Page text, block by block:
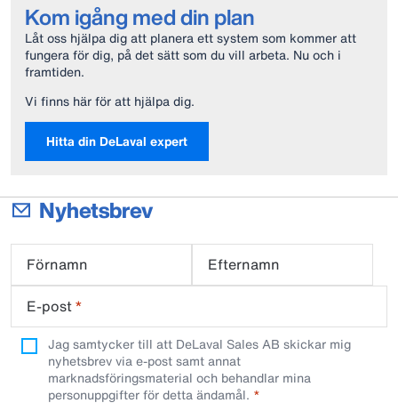
Kom igång med din plan
Låt oss hjälpa dig att planera ett system som kommer att
fungera för dig, på det sätt som du vill arbeta. Nu och i
framtiden.
Vi finns här för att hjälpa dig.
Hitta din DeLaval expert
Nyhetsbrev
Förnamn
Efternamn
E-post*
Jag samtycker till att DeLaval Sales AB skickar mig
nyhetsbrev via e-post samt annat
marknadsföringsmaterial och behandlar mina
personuppgifter för detta ändamål.